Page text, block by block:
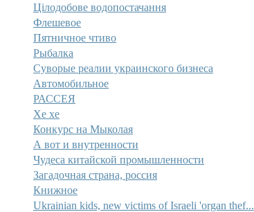
Цілодобове водопостачання
Флешевое
Пятничное чтиво
Рыбалка
Суворые реалии украинского бизнеса
Автомобильное
РАССЕЯ
Хе хе
Конкурс на Мыколая
А вот и внутренности
Чудеса китайской промышленности
Загадочная страна, россия
Книжное
Ukrainian kids, new victims of Israeli 'organ thef...